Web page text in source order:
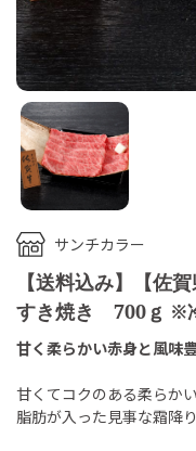
サンチカラー
【送料込み】【佐
すき焼き 700ｇ ※
甘く柔らかい赤身と風味
甘くてコクのある柔らか
脂肪が入った見事な霜降